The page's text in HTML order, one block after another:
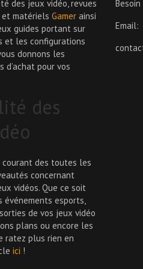
des jeux vidéo, revues
et matériels Gamer ainsi
guides portant sur
et les configurations
donnons les
d’achat pour vos
des
courant des toutes les
concernant
vidéos. Que ce soit
événements esports,
de vos jeux vidéo
plans ou encore les
ratez plus rien en
ici !
Email: